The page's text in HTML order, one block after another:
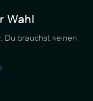
Wahl
Du brauchst keinen